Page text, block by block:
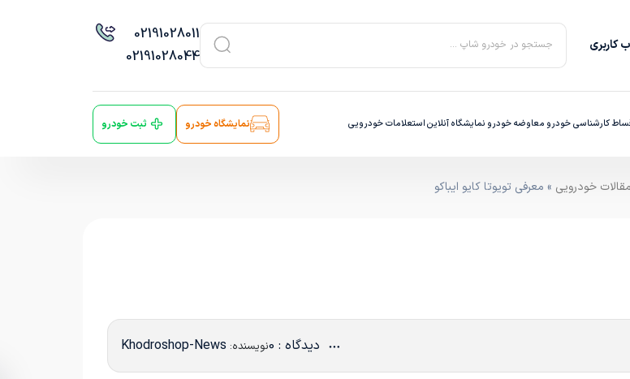
کاربری جستجو در خودرو شاپ ...
02191028011
02191028044
کارشناسی خودرو معاوضه خودرو نمایشگاه آنلایناستعلامات خودرویی نمایشگاه خودرو ثبت خودرو
مقالات خودرویی » معرفی تویوتا کایو ایباکو
دیدگاه : 0 نویسنده: Khodroshop-News